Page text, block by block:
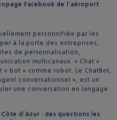
page Facebook de l’aéroport .
personnifiée par les
à la porte des entreprises,
de personnalisation,
multicanaux. « Chat »
bot » comme robot. Le ChatBot,
conversationnel », est un
une conversation en langage
d’Azur : des questions les